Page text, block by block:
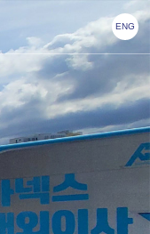
ENG